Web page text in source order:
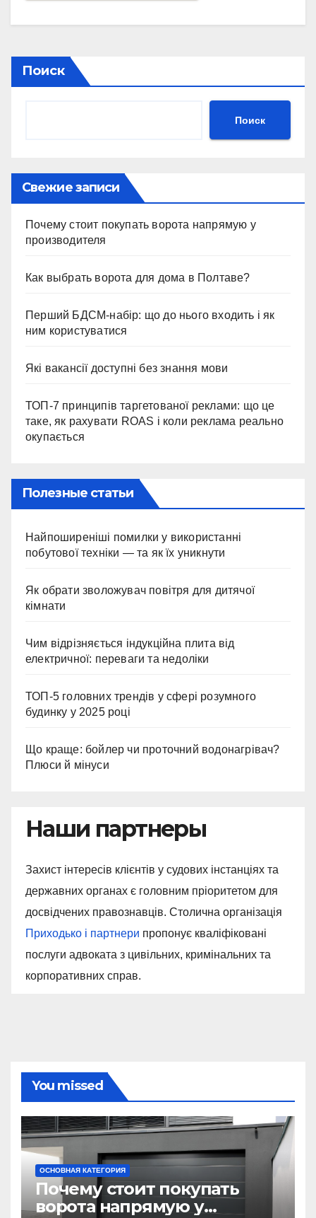
Поиск
Поиск
Свежие записи
Почему стоит покупать ворота напрямую у
производителя
Как выбрать ворота для дома в Полтаве?
Перший БДСМ-набір: що до нього входить і як
ним користуватися
Які вакансії доступні без знання мови
ТОП-7 принципів таргетованої реклами: що це
таке, як рахувати ROAS і коли реклама реально
окупається
Полезные статьи
Найпоширеніші помилки у використанні
побутової техніки — та як їх уникнути
Як обрати зволожувач повітря для дитячої
кімнати
Чим відрізняється індукційна плита від
електричної: переваги та недоліки
ТОП-5 головних трендів у сфері розумного
будинку у 2025 році
Що краще: бойлер чи проточний водонагрівач?
Плюси й мінуси
Наши партнеры
Захист інтересів клієнтів у судових інстанціях та
державних органах є головним пріоритетом для
досвідчених правознавців. Столична організація
Приходько і партнери пропонує кваліфіковані
послуги адвоката з цивільних, кримінальних та
корпоративних справ.
You missed
ОСНОВНАЯ КАТЕГОРИЯ
Почему стоит покупать
ворота напрямую у